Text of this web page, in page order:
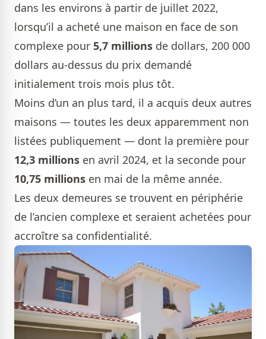
dans les environs à partir de juillet 2022,
lorsqu’il a acheté une maison en face de son
complexe pour 5,7 millions de dollars, 200 000
dollars au-dessus du prix demandé
initialement trois mois plus tôt.
Moins d’un an plus tard, il a acquis deux autres
maisons — toutes les deux apparemment non
listées publiquement — dont la première pour
12,3 millions en avril 2024, et la seconde pour
10,75 millions en mai de la même année.
Les deux demeures se trouvent en périphérie
de l’ancien complexe et seraient achetées pour
accroître sa confidentialité.